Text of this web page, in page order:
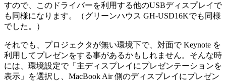
すので、このドライバーを利用する他のUSBディスプレイで
も同様になります。（グリーンハウス GH-USD16Kでも同様
でした。）
それでも、プロジェクタが無い環境下で、対面で Keynote を
利用してプレゼンをする事があるかもしれません。そんな時
には、環境設定で「主ディスプレイにプレゼンテーションを
表示」を選択し、MacBook Air 側のディスプレイにプレゼン